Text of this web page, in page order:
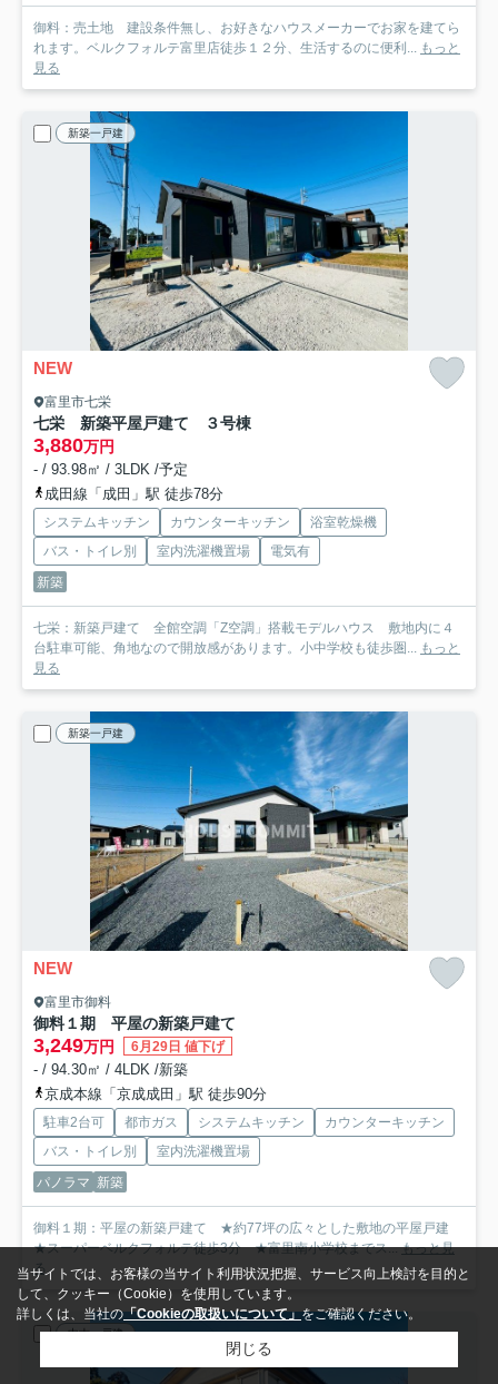
御料：売土地 建設条件無し、お好きなハウスメーカーでお家を建てら
れます。ベルクフォルテ富里店徒歩１２分、生活するのに便利... もっと
見る
新築一戸建
NEW
富里市七栄
七栄 新築平屋戸建て ３号棟
3,880万円
- / 93.98㎡ / 3LDK /予定
成田線「成田」駅 徒歩78分
システムキッチン カウンターキッチン
浴室乾燥機
バス・トイレ別
室内洗濯機置場
電気有
新築
七栄：新築戸建て 全館空調「Z空調」搭載モデルハウス 敷地内に４
台駐車可能、角地なので開放感があります。小中学校も徒歩圏... もっと
見る
新築一戸建
NEW
富里市御料
御料１期 平屋の新築戸建て
3,249万円 6月29日 値下げ
- / 94.30㎡ / 4LDK /新築
京成本線「京成成田」駅 徒歩90分
駐車2台可 都市ガス システムキッチン
カウンターキッチン
バス・トイレ別
室内洗濯機置場
パノラマ 新築
御料１期：平屋の新築戸建て ★約77坪の広々とした敷地の平屋戸建
★スーパーベルクフォルテ徒歩3分 ★富里南小学校までス...もっと見
る
中古一戸建
当サイトでは、お客様の当サイト利用状況把握、サービス向上検討を目的と
して、クッキー（Cookie）を使用しています。
詳しくは、当社の「Cookieの取扱いについて」をご確認ください。
閉じる